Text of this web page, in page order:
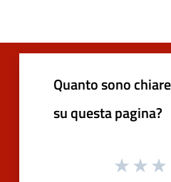
Quanto sono
su questa pagina?